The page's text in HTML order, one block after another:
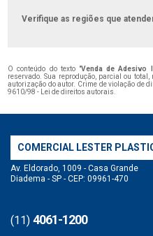
Verifique as regiões que
O conteúdo do texto "Venda de Adesivo
reservado. Sua reprodução, parcial ou
autorização do autor. Crime de violação de
9610/98 - Lei de direitos autorais
COMERCIAL LESTER
Av. Eldorado, 1009 - Casa Grande
Diadema - SP - CEP: 09961-470
(11) 4061-1200